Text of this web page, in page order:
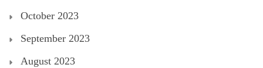
October 2023
September 2023
August 2023